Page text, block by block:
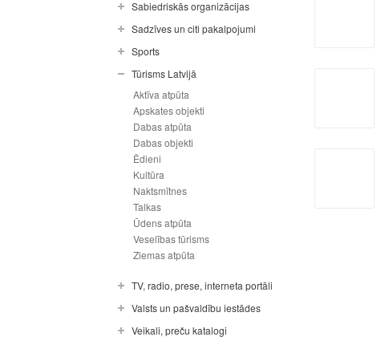
Sabiedriskās organizācijas
Sadzīves un citi pakalpojumi
Sports
Tūrisms Latvijā
Aktīva atpūta
Apskates objekti
Dabas atpūta
Dabas objekti
Ēdieni
Kultūra
Naktsmītnes
Talkas
Ūdens atpūta
Veselības tūrisms
Ziemas atpūta
TV, radio, prese, interneta portāli
Valsts un pašvaldību iestādes
Veikali, preču katalogi